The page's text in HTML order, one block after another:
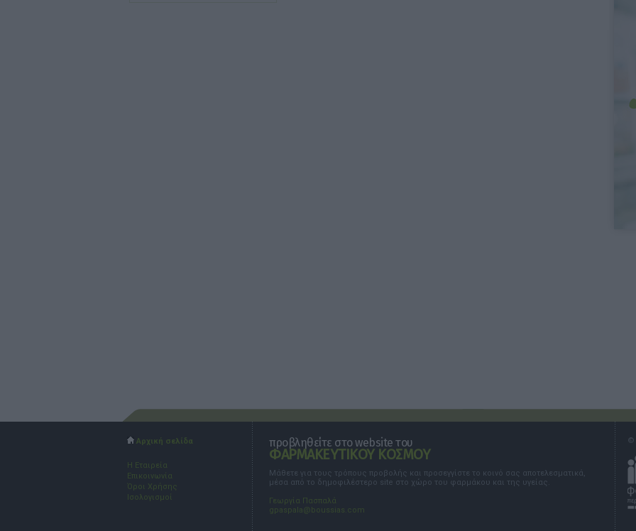
Αρχική σελίδα
Η Εταιρεία
Επικοινωνία
Όροι Χρήσης
Ισολογισμοί
προβληθείτε στο website του
ΦΑΡΜΑΚΕΥΤΙΚΟΥ ΚΟΣΜΟΥ
Μάθετε για τους τρόπους προβολής και προσεγγίστε το κοινό σας αποτελεσματικά,
μέσα από το δημοφιλέστερο site στο χώρο του φαρμάκου και της υγείας.
Γεωργία Πασπαλά
gpaspala@boussias.com
©